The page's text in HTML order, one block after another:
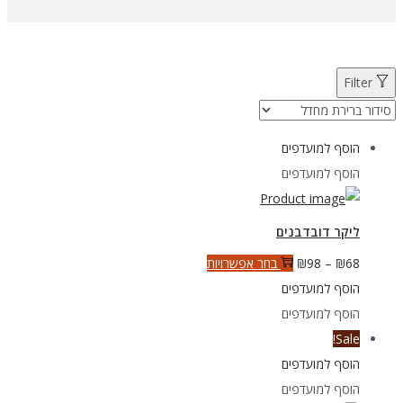
Filter
הוסף למועדפים
הוסף למועדפים
ליקר דובדבנים
₪68
–
₪98
טווח
מחירים:
בחר אפשרויותלמוצר
הוסף למועדפים
הוסף למועדפים
Sale!
הוסף למועדפים
הוסף למועדפים